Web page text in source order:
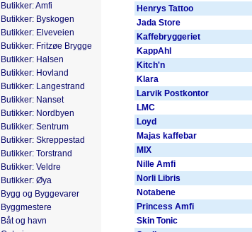
Butikker: Amfi
Butikker: Byskogen
Butikker: Elveveien
Butikker: Fritzøe Brygge
Butikker: Halsen
Butikker: Hovland
Butikker: Langestrand
Butikker: Nanset
Butikker: Nordbyen
Butikker: Sentrum
Butikker: Skreppestad
Butikker: Torstrand
Butikker: Veldre
Butikker: Øya
Bygg og Byggevarer
Byggmestere
Båt og havn
Henrys Tattoo
Jada Store
Kaffebryggeriet
KappAhl
Kitch'n
Klara
Larvik Postkontor
LMC
Loyd
Majas kaffebar
MIX
Nille Amfi
Norli Libris
Notabene
Princess Amfi
Skin Tonic